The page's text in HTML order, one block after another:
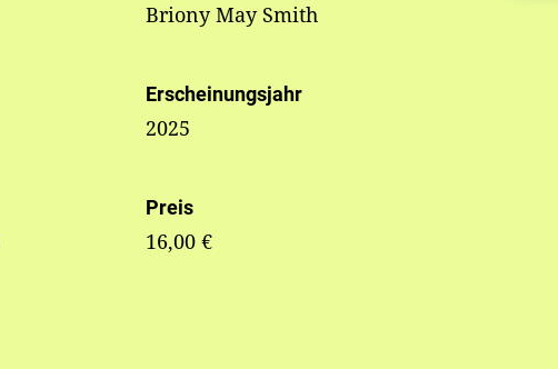
Briony May Smith
Erscheinungsjahr
2025
Preis
16,00 €